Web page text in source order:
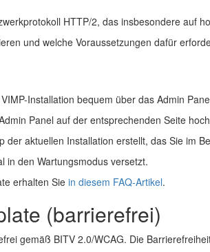
HTTP/2, das insbesondere auf
und welche Voraussetzungen dafür
Installation bequem über das Admin
Panel auf der entsprechenden Seite
der aktuellen Installation erstellt, das Sie im
in den Wartungsmodus versetzt.
erhalten Sie in diesem FAQ-Artikel.
(barrierefrei)
gemäß BITV 2.0/WCAG. Die